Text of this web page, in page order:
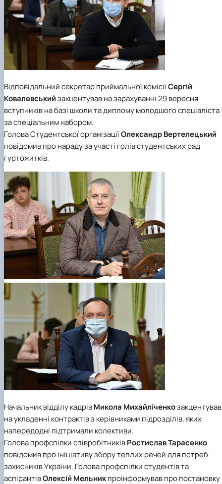
Відповідальний секретар приймальної комісіїСергій
Ковалевськийзакцентував на зарахуванні 29 вересня
вступників на базі школи та диплому молодшого спеціаліста
за спеціальним набором.
Голова Студентської організаціїОлександр Вертелецький
повідомив про нараду за участі голів студентських рад
гуртожитків.
Начальник відділу кадрівМикола Михайліченкозакцентував
на укладенні контрактів з керівниками підрозділів, яких
напередодні підтримали колективи.
Голова профспілки співробітниківРостислав Тарасенко
повідомив про ініціативу збору теплих речей для потреб
захисників України. Голова профспілки студентів та
аспірантівОлексій Мельникпроінформував про постановку